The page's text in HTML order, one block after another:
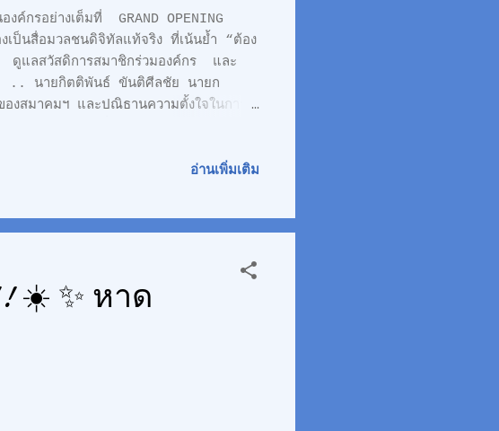
รอย่างเต็มที่ GRAND OPENING
ป็นสื่อมวลชนดิจิทัลแท้จริง ที่เน้นย้ำ “ต้อง
ดูแลสวัสดิการสมาชิกร่วมองค์กร และ
.. .. นายกิตติพันธ์ ขันติศีลชัย นายก
งสมาคมฯ และปณิธานความตั้งใจในการ
นไปสู่เป้าหมายที่ทุกฝ่ายวางไว้ ก็เดิน
มา...
อ่านเพิ่มเติม
☀️ ✨ หาด